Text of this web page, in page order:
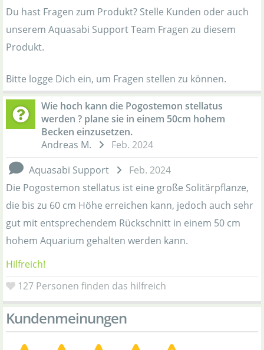
Du hast Fragen zum Produkt? Stelle Kunden oder auch
unserem Aquasabi Support Team Fragen zu diesem
Produkt.
Bitte logge Dich ein, um Fragen stellen zu können.
Wie hoch kann die Pogostemon stellatus
werden ? plane sie in einem 50cm hohem
Becken einzusetzen.
Andreas M.
Feb. 2024
Aquasabi Support
Feb. 2024
Die Pogostemon stellatus ist eine große Solitärpflanze,
die bis zu 60 cm Höhe erreichen kann, jedoch auch sehr
gut mit entsprechendem Rückschnitt in einem 50 cm
hohem Aquarium gehalten werden kann.
Hilfreich!
127 Personen finden das hilfreich
Kundenmeinungen